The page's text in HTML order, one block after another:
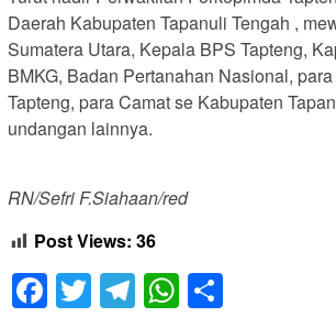
Daerah Kabupaten Tapanuli Tengah ,
Sumatera Utara, Kepala BPS Tapteng,
BMKG, Badan Pertanahan Nasional,
Tapteng, para Camat se Kabupaten
undangan lainnya.
RN/Sefri F.Siahaan/red
Post Views: 36
Facebook
Twitter
Telegram
WhatsApp